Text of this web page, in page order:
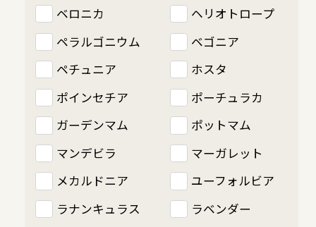
ベロニカ
ヘリオトロープ
ペラルゴニウム
ベゴニア
ペチュニア
ホスタ
ポインセチア
ポーチュラカ
ガーデンマム
ポットマム
マンデビラ
マーガレット
メカルドニア
ユーフォルビア
ラナンキュラス
ラベンダー